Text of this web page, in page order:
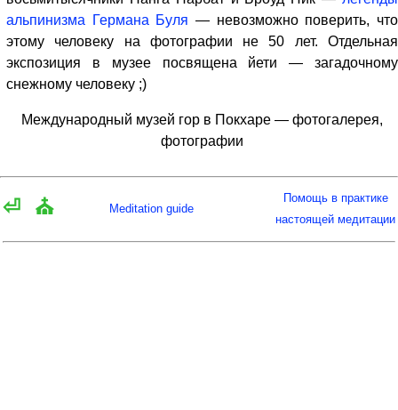
альпинизма Германа Буля — невозможно поверить, что
этому человеку на фотографии не 50 лет. Отдельная
экспозиция в музее посвящена йети — загадочному
снежному человеку ;)
Международный музей гор в Покхаре — фотогалерея,
фотографии
⏎ ⛪ Meditation guide
Помощь в практике
настоящей медитации